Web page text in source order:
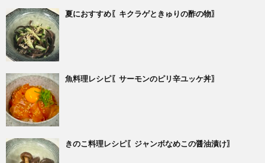
夏におすすめ〖キクラゲときゅりの酢の物〗
魚料理レシピ〖サーモンのピリ辛ユッケ丼〗
きのこ料理レシピ〖ジャンボなめこの醤油漬け〗